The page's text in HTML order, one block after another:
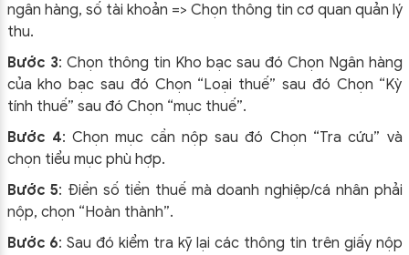
ngân hàng, số tài khoản => Chọn thông tin cơ quan quản lý
thu.
Bước 3: Chọn thông tin Kho bạc sau đó Chọn Ngân hàng
của kho bạc sau đó Chọn “Loại thuế” sau đó Chọn “Kỳ
tính thuế” sau đó Chọn “mục thuế”.
Bước 4: Chọn mục cần nộp sau đó Chọn “Tra cứu” và
chọn tiểu mục phù hợp.
Bước 5: Điền số tiền thuế mà doanh nghiệp/cá nhân phải
nộp, chọn “Hoàn thành”.
Bước 6: Sau đó kiểm tra kỹ lại các thông tin trên giấy nộp